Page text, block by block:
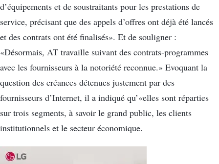
d’équipements et de soustraitants pour les prestations de
service, précisant que des appels d’offres ont déjà été lancés
et des contrats ont été finalisés». Et de souligner :
«Désormais, AT travaille suivant des contrats-programmes
avec les fournisseurs à la notoriété reconnue.» Evoquant la
question des créances détenues justement par des
fournisseurs d’Internet, il a indiqué qu’«elles sont réparties
sur trois segments, à savoir le grand public, les clients
institutionnels et le secteur économique.